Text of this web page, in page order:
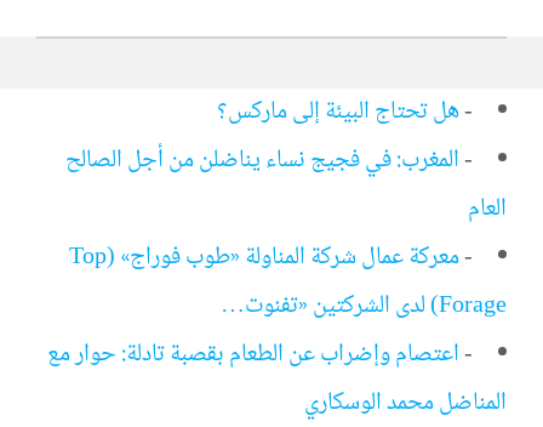
-هل تحتاج البيئة إلى ماركس؟
-المغرب: في فجيج نساء يناضلن من أجل الصالح
العام
-
معركة عمال شركة المناولة «طوب فوراج» (Top
Forage) لدى الشركتين «تفنوت…
-اعتصام وإضراب عن الطعام بقصبة تادلة: حوار مع
المناضل محمد الوسكاري